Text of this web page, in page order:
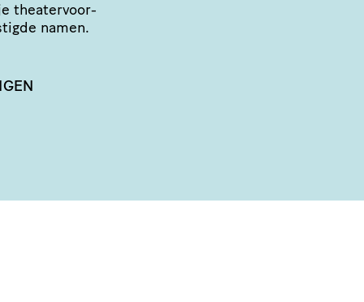
thea­ter­voor­
namen.